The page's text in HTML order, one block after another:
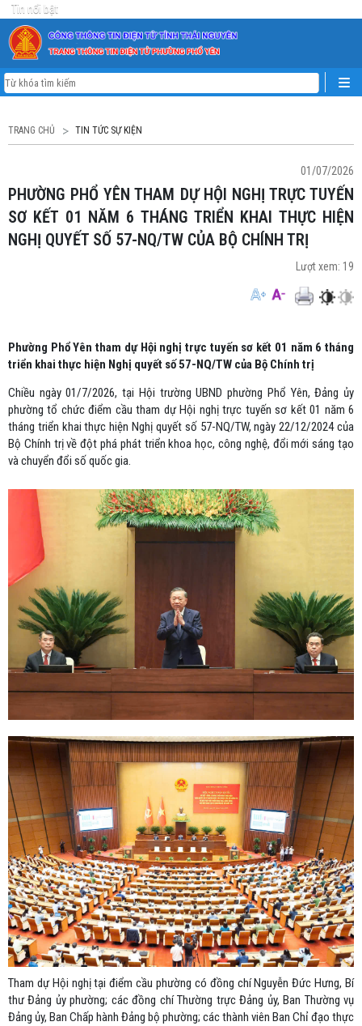
Tin nổi bật
TRANG CHỦ TIN TỨC SỰ KIỆN
01/07/2026
PHƯỜNG PHỔ YÊN THAM DỰ HỘI NGHỊ TRỰC TUYẾN
SƠ KẾT 01 NĂM 6 THÁNG TRIỂN KHAI THỰC HIỆN
NGHỊ QUYẾT SỐ 57-NQ/TW CỦA BỘ CHÍNH TRỊ
Lượt xem: 19
Phường Phổ Yên tham dự Hội nghị trực tuyến sơ kết 01 năm 6 tháng
triển khai thực hiện Nghị quyết số 57-NQ/TW của Bộ Chính trị
Chiều ngày 01/7/2026, tại Hội trường UBND phường Phổ Yên, Đảng ủy
phường tổ chức điểm cầu tham dự Hội nghị trực tuyến sơ kết 01 năm 6
tháng triển khai thực hiện Nghị quyết số 57-NQ/TW, ngày 22/12/2024 của
Bộ Chính trị về đột phá phát triển khoa học, công nghệ, đổi mới sáng tạo
và chuyển đổi số quốc gia.
Tham dự Hội nghị tại điểm cầu phường có đồng chí Nguyễn Đức Hưng, Bí
thư Đảng ủy phường; các đồng chí Thường trực Đảng ủy, Ban Thường vụ
Đảng ủy, Ban Chấp hành Đảng bộ phường; các thành viên Ban Chỉ đạo thực